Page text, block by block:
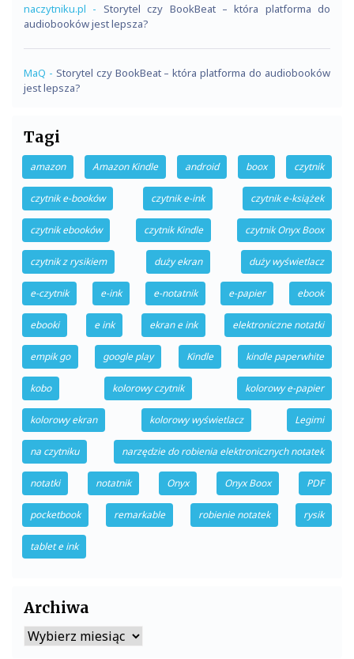
naczytniku.pl - Storytel czy BookBeat – która platforma do
audiobooków jest lepsza?
MaQ - Storytel czy BookBeat – która platforma do audiobooków
jest lepsza?
Tagi
amazon Amazon Kindle android boox czytnik
czytnik e-booków czytnik e-ink czytnik e-książek
czytnik ebooków czytnik Kindle czytnik Onyx Boox
czytnik z rysikiem duży ekran duży wyświetlacz
e-czytnik e-ink e-notatnik e-papier ebook
ebooki e ink ekran e ink elektroniczne notatki
empik go google play Kindle kindle paperwhite
kobo kolorowy czytnik kolorowy e-papier
kolorowy ekran kolorowy wyświetlacz Legimi
na czytniku narzędzie do robienia elektronicznych notatek
notatki notatnik Onyx Onyx Boox PDF
pocketbook remarkable robienie notatek rysik
tablet e ink
Archiwa
Archiwa